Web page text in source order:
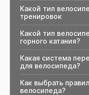
Какой тип
тренировок
Какой тип
горного катания?
Какая система
для велосипеда?
Как выбрать
велосипеда?